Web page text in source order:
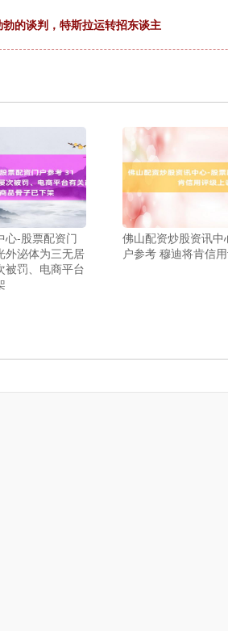
的谈判，特斯拉运转招东谈主
心-股票配资门
外泌体为三无居
被罚、电商平台
佛山配资炒股资讯中
户参考 穆迪将肯信